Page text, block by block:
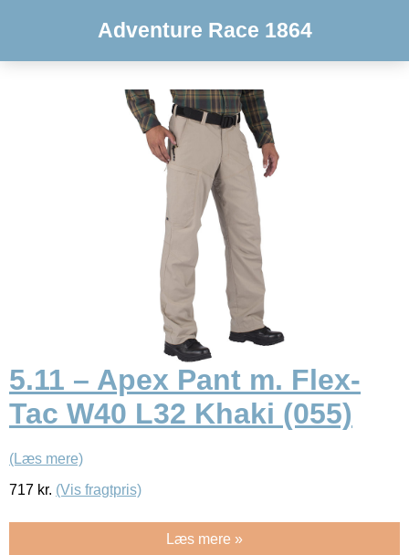
Adventure Race 1864
5.11 – Apex Pant m. Flex-
Tac W40 L32 Khaki (055)
(Læs mere)
717 kr. (Vis fragtpris)
Læs mere »